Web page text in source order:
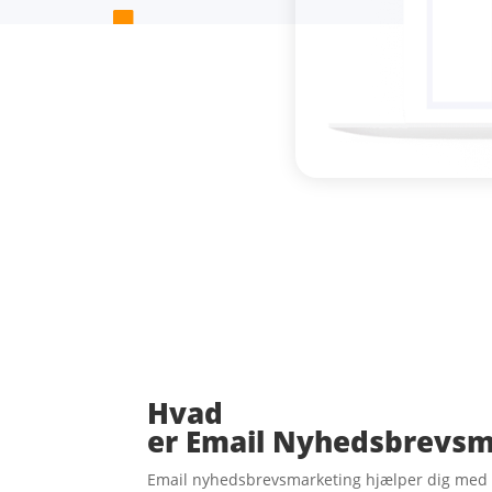
Hvad
er Email N
Email nyhedsbrevsmarketing hjælper dig